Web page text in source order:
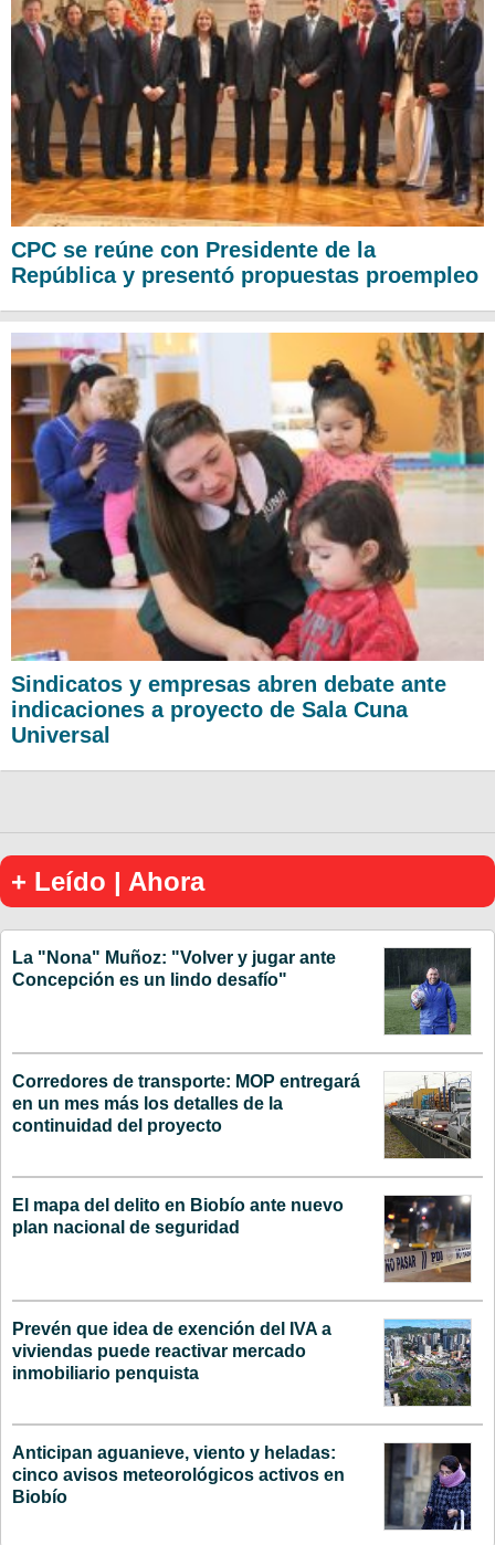
CPC se reúne con Presidente de la
República y presentó propuestas proempleo
Sindicatos y empresas abren debate ante
indicaciones a proyecto de Sala Cuna
Universal
+ Leído | Ahora
La "Nona" Muñoz: "Volver y jugar ante
Concepción es un lindo desafío"
Corredores de transporte: MOP entregará
en un mes más los detalles de la
continuidad del proyecto
El mapa del delito en Biobío ante nuevo
plan nacional de seguridad
Prevén que idea de exención del IVA a
viviendas puede reactivar mercado
inmobiliario penquista
Anticipan aguanieve, viento y heladas:
cinco avisos meteorológicos activos en
Biobío